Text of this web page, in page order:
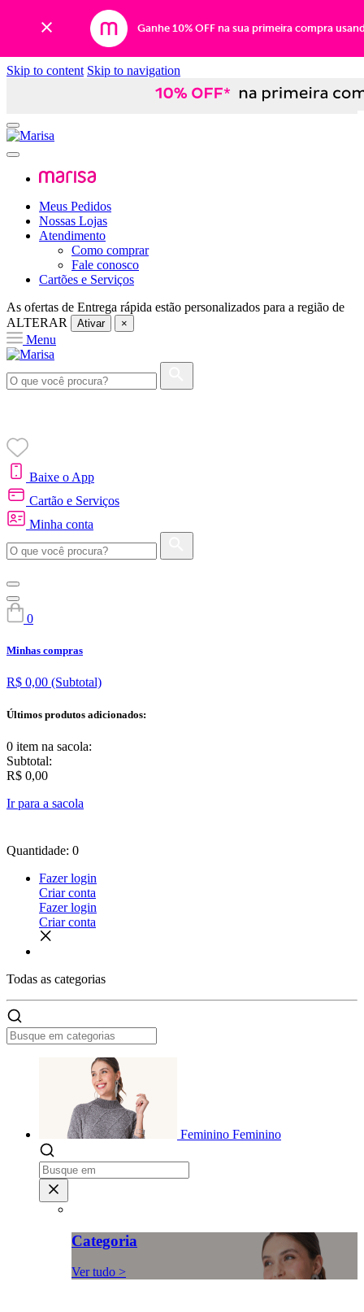
Ganhe 10% OFF na sua primeira compra
Skip to content Skip to navigation
Meus Pedidos
Nossas Lojas
Atendimento
Como comprar
Fale conosco
Cartões e Serviços
As ofertas de Entrega rápida estão personalizados para a região de
ALTERAR
Ativar ×
Menu
Baixe o App
Cartão e Serviços
Minha conta
0
Minhas compras
R$ 0,00 (Subtotal)
Últimos produtos adicionados:
0 item na sacola:
Subtotal:
R$ 0,00
Ir para a sacola
Quantidade: 0
Fazer login
Criar conta
Fazer login
Criar conta
Todas as categorias
Feminino Feminino
Categoria
Ver tudo >